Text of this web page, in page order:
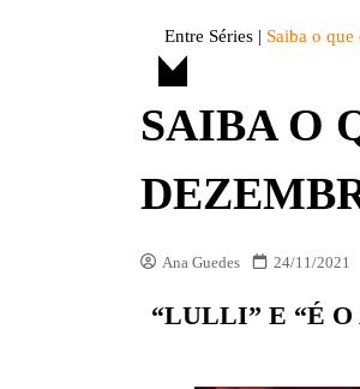
LISTAS
Entre Séries | Saiba o
SAIBA O
Ana Guedes 24/11/2021
“LULLI” E “É O